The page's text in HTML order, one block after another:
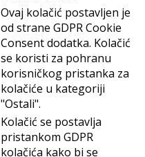
Ovaj kolačić postavljen je
od strane GDPR Cookie
Consent dodatka. Kolačić
se koristi za pohranu
korisničkog pristanka za
kolačiće u kategoriji
"Ostali".
Kolačić se postavlja
pristankom GDPR
kolačića kako bi se